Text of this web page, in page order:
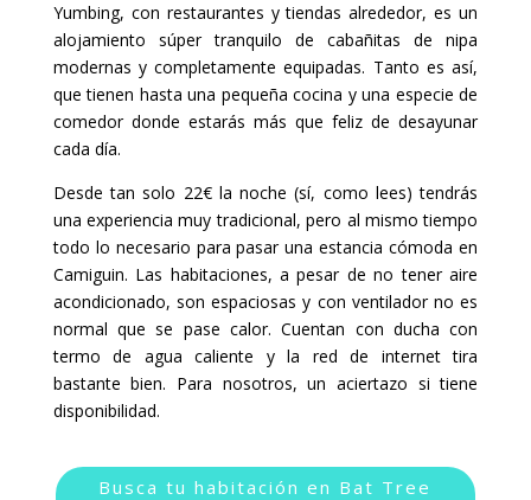
Yumbing, con restaurantes y tiendas alrededor, es un
alojamiento súper tranquilo de cabañitas de nipa
modernas y completamente equipadas. Tanto es así,
que tienen hasta una pequeña cocina y una especie de
comedor donde estarás más que feliz de desayunar
cada día.
Desde tan solo 22€ la noche (sí, como lees) tendrás
una experiencia muy tradicional, pero al mismo tiempo
todo lo necesario para pasar una estancia cómoda en
Camiguin. Las habitaciones, a pesar de no tener aire
acondicionado, son espaciosas y con ventilador no es
normal que se pase calor. Cuentan con ducha con
termo de agua caliente y la red de internet tira
bastante bien. Para nosotros, un aciertazo si tiene
disponibilidad.
Busca tu habitación en Bat Tree